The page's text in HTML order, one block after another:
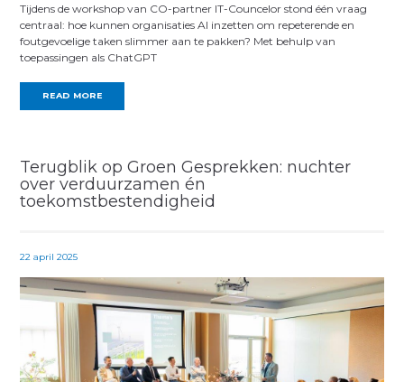
Tijdens de workshop van CO-partner IT-Councelor stond één vraag
centraal: hoe kunnen organisaties AI inzetten om repeterende en
foutgevoelige taken slimmer aan te pakken? Met behulp van
toepassingen als ChatGPT
READ MORE
Terugblik op Groen Gesprekken: nuchter
over verduurzamen én
toekomstbestendigheid
22 april 2025